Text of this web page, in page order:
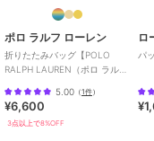
ポロ ラルフ ローレン
折りたたみバッグ【POLO
RALPH LAUREN（ポロ ラルフ
5.00 （1件）
¥6,600
3点以上で8%OFF
ロ
パ